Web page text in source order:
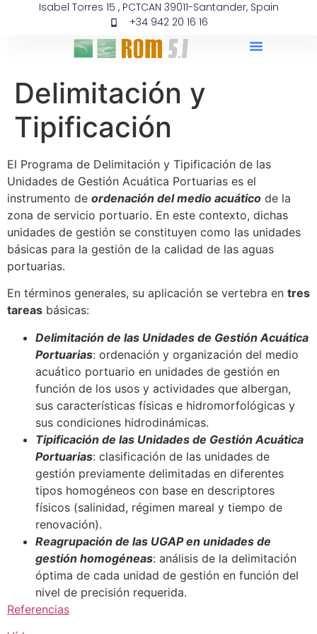
Isabel Torres 15 , PCTCAN 39011-Santander, Spain
+34 942 20 16 16
Delimitación y
Tipificación
El Programa de Delimitación y Tipificación de las
Unidades de Gestión Acuática Portuarias es el
instrumento de ordenación del medio acuático de la
zona de servicio portuario. En este contexto, dichas
unidades de gestión se constituyen como las unidades
básicas para la gestión de la calidad de las aguas
portuarias.
En términos generales, su aplicación se vertebra en tres
tareas básicas:
Delimitación de las Unidades de Gestión Acuática
Portuarias: ordenación y organización del medio
acuático portuario en unidades de gestión en
función de los usos y actividades que albergan,
sus características físicas e hidromorfológicas y
sus condiciones hidrodinámicas.
Tipificación de las Unidades de Gestión Acuática
Portuarias: clasificación de las unidades de
gestión previamente delimitadas en diferentes
tipos homogéneos con base en descriptores
físicos (salinidad, régimen mareal y tiempo de
renovación).
Reagrupación de las UGAP en unidades de
gestión homogéneas: análisis de la delimitación
óptima de cada unidad de gestión en función del
nivel de precisión requerida.
Referencias